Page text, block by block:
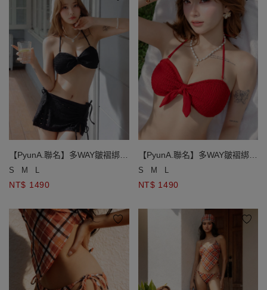
【PyunA.聯名】多WAY皺褶綁帶
爆乳比基尼
S M L
NT$ 1490
【PyunA.聯名】多WAY皺褶綁帶
爆乳比基尼
S M L
NT$ 1490